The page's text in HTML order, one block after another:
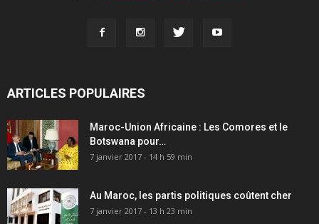
ARTICLES POPULAIRES
Maroc-Union Africaine : Les Comores et le
Botswana pour…
7 janvier 2017 - 14 h 59 min
Au Maroc, les partis politiques coûtent cher
7 janvier 2017 - 13 h 23 min